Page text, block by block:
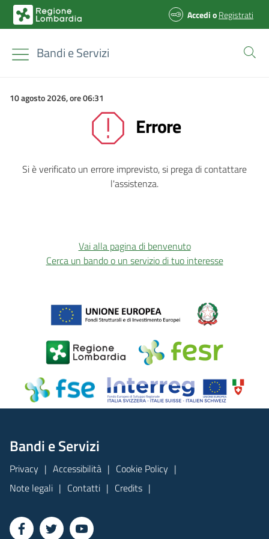
AccedioRegistrati
Bandi e Servizi
10 agosto 2026, ore 06:31
Errore
Si è verificato un errore imprevisto, si prega di contattare
l'assistenza.
Vai alla pagina di benvenuto
Cerca un bando o un servizio di tuo interesse
Bandi e Servizi
Privacy Accessibilità
Cookie Policy
Note legali
Contatti Credits